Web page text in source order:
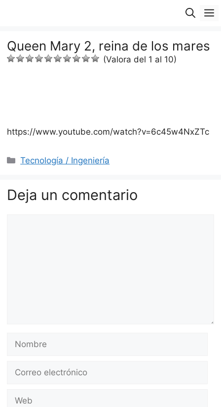
Queen Mary 2, reina de los mares
(Valora del 1 al 10)
https://www.youtube.com/watch?v=6c45w4NxZTc
Categorías
Tecnología / Ingeniería
Deja un comentario
Nombre
Correo
Web